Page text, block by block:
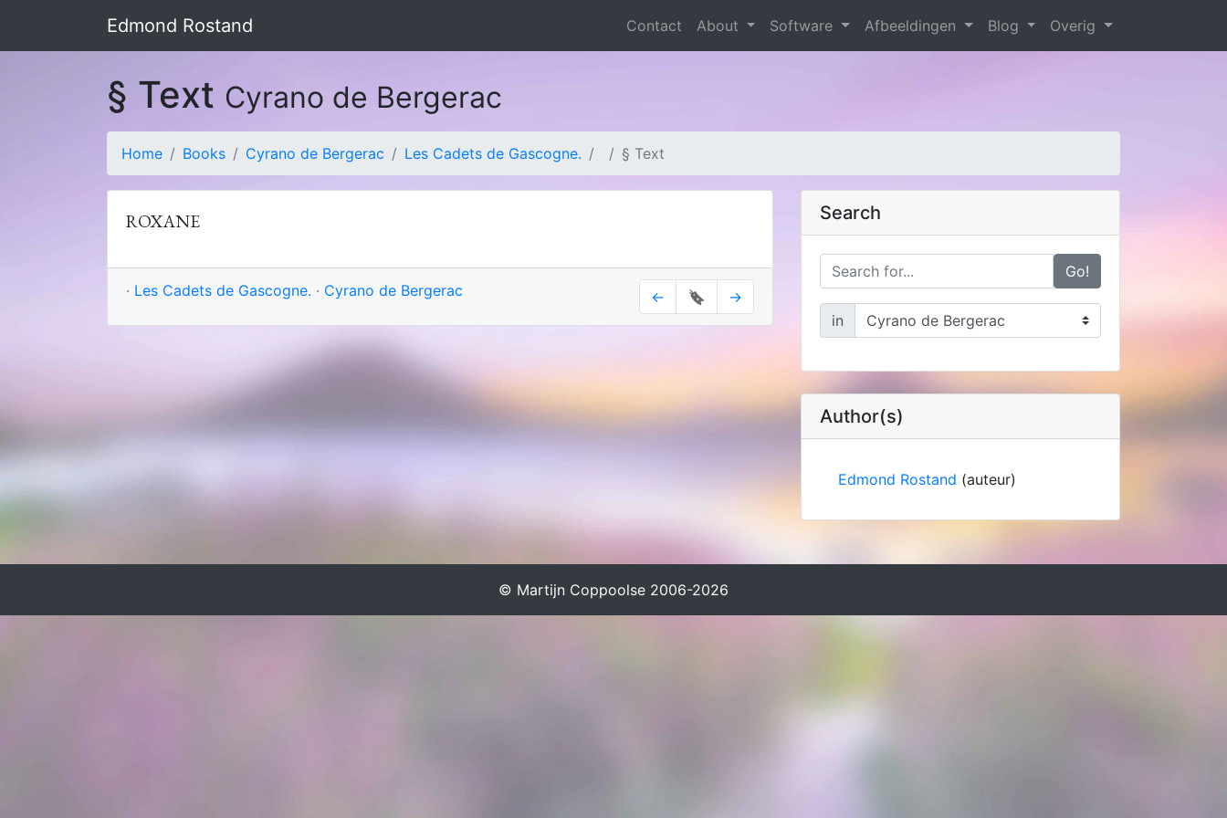
Edmond Rostand Contact About Software Afbeeldingen Blog Overig
§ Text Cyrano de Bergerac
Home Books Cyrano de Bergerac Les Cadets de Gascogne. § Text
ROXANE
· Les Cadets de Gascogne. · Cyrano de Bergerac ← 🔖 →
Search
Go!
in
Author(s)
Edmond Rostand (auteur)
© Martijn Coppoolse 2006-2026